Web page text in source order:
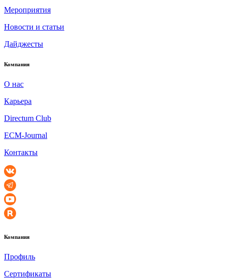
Мероприятия
Новости и статьи
Дайджесты
Компания
О нас
Карьера
Directum Club
ECM-Journal
Контакты
Компания
Профиль
Сертификаты